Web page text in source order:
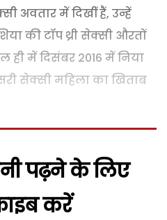
अवतार में दिखीं हैं, उन्हें
की टॉप थ्री सेक्सी औरतों
ही में दिसंबर 2016 में निया
सेक्सी महिला का खिताब
पढ़ने के लिए
करें